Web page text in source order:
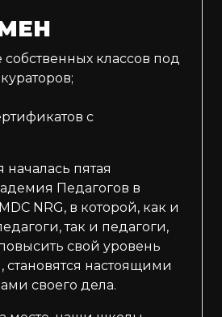
классов под
с
началась пятая
Педагогов в
NRG, в которой, как и
так и педагоги,
свой уровень
становятся настоящими
своего дела.